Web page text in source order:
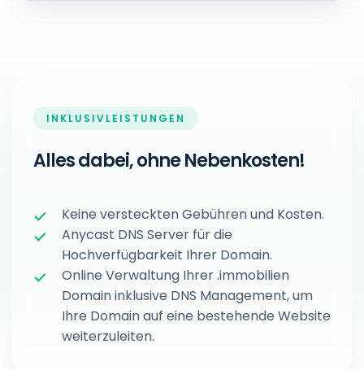
INKLUSIVLEISTUNGEN
Alles dabei, ohne Nebenkosten!
Keine versteckten Gebühren und Kosten.
Anycast DNS Server für die
Hochverfügbarkeit Ihrer Domain.
Online Verwaltung Ihrer .immobilien
Domain inklusive DNS Management, um
Ihre Domain auf eine bestehende Website
weiterzuleiten.